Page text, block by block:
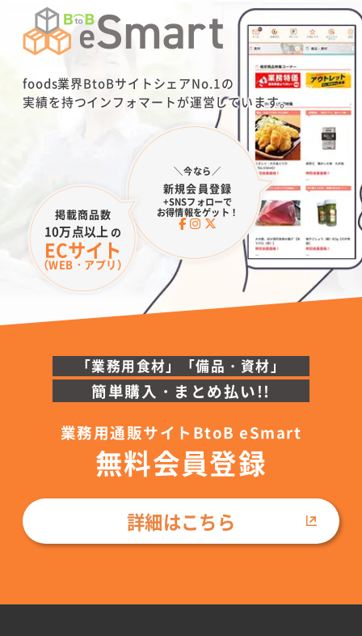
foods業界BtoBサイトシェアNo.1の
実績を持つインフォマートが運営しています。
掲載商品数
10万点以上 の
ECサイト
（WEB・アプリ）
＼今なら／
新規会員登録
+SNSフォローで
お得情報をゲット！
「業務用食材」「備品・資材」
簡単購入・まとめ払い!!
業務用通販サイトBtoB eSmart
無料会員登録
詳細はこちら